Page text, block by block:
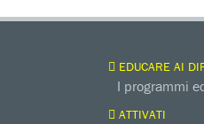
EDUCARE AI
I programmi
ATTIVATI